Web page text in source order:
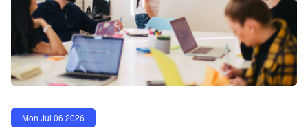
Mon Jul 06 2026